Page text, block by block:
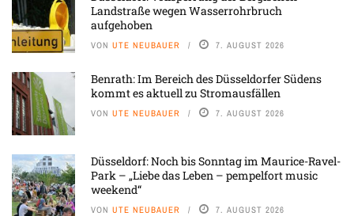
Landstraße wegen Wasserrohrbruch
aufgehoben
VON UTE NEUBAUER 7. AUGUST 2026
Benrath: Im Bereich des Düsseldorfer Südens
kommt es aktuell zu Stromausfällen
VON UTE NEUBAUER 7. AUGUST 2026
Düsseldorf: Noch bis Sonntag im Maurice-Ravel-
Park – „Liebe das Leben – pempelfort music
weekend“
VON UTE NEUBAUER 7. AUGUST 2026